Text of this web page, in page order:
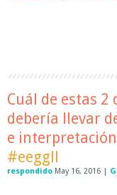
Cuál de estas
debería llevar
e interpretación
#eeggll
respondido May 16, 2016 |